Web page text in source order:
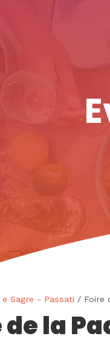
e Sagre - Passati / Foire
de la